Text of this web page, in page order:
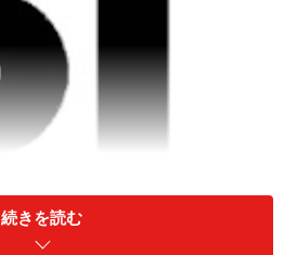
と登録番号などの情報ととも
れている
続きを読む